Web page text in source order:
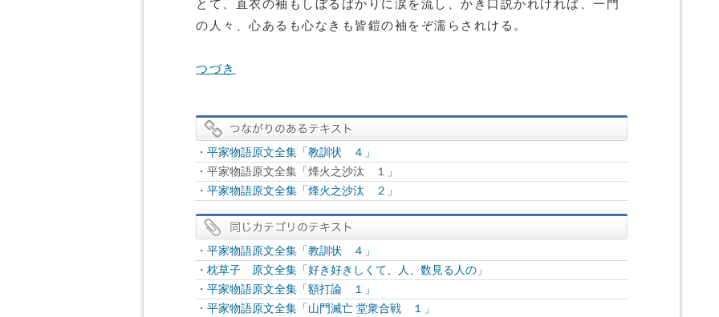
とて、直衣の袖もしぼるばかりに涙を流し、かき口説かれければ、一門
の人々、心あるも心なきも皆鎧の袖をぞ濡らされける。
つづき
・ 平家物語原文全集「教訓状 ４」
・平家物語原文全集「烽火之沙汰 １」
・ 平家物語原文全集「烽火之沙汰 ２」
・ 平家物語原文全集「教訓状 ４」
・ 枕草子 原文全集「好き好きしくて、人、数見る人の」
・ 平家物語原文全集「額打論 １」
・ 平家物語原文全集「山門滅亡 堂衆合戦 １」